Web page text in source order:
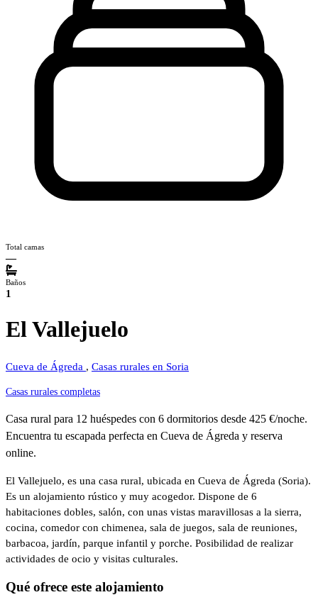
Total camas
—
Baños
1
El Vallejuelo
Cueva de Ágreda , Casas rurales en Soria
Casas rurales completas
Casa rural para 12 huéspedes con 6 dormitorios desde 425 €/noche.
Encuentra tu escapada perfecta en Cueva de Ágreda y reserva
online.
El Vallejuelo, es una casa rural, ubicada en Cueva de Ágreda (Soria).
Es un alojamiento rústico y muy acogedor. Dispone de 6
habitaciones dobles, salón, con unas vistas maravillosas a la sierra,
cocina, comedor con chimenea, sala de juegos, sala de reuniones,
barbacoa, jardín, parque infantil y porche. Posibilidad de realizar
actividades de ocio y visitas culturales.
Qué ofrece este alojamiento